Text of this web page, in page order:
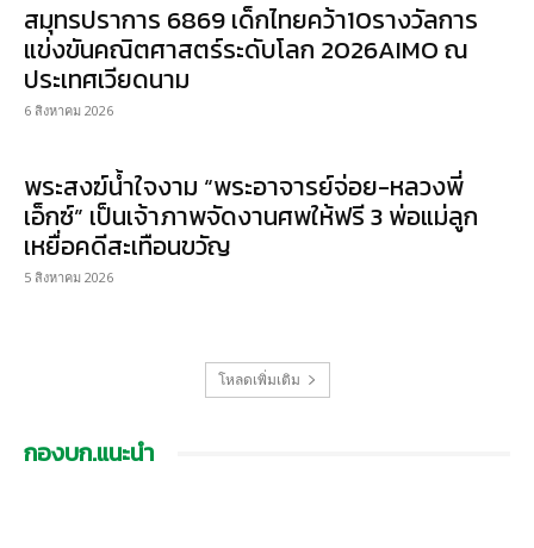
สมุทรปราการ 6869 เด็กไทยคว้า10รางวัลการ
แข่งขันคณิตศาสตร์ระดับโลก 2026AIMO ณ
ประเทศเวียดนาม
6 สิงหาคม 2026
พระสงฆ์น้ำใจงาม “พระอาจารย์จ่อย-หลวงพี่
เอ็กซ์” เป็นเจ้าภาพจัดงานศพให้ฟรี 3 พ่อแม่ลูก
เหยื่อคดีสะเทือนขวัญ
5 สิงหาคม 2026
โหลดเพิ่มเติม
กองบก.แนะนำ